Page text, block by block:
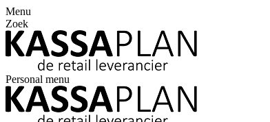
Menu
Zoek
Personal menu